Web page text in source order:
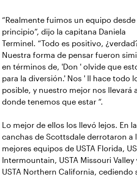
“Realmente fuimos un equipo desde
principio”, dijo la capitana Daniela
Terminel. “Todo es positivo,
Nuestra forma de pensar fueron
en términos de, 'Don ' olvide que
para la diversión.' Nos ' ll hace todo
posible, y nuestro mejor nos llevará
donde tenemos que estar “.
Lo mejor de ellos los llevó lejos. En
canchas de Scottsdale derrotaron a
mejores equipos de USTA Florida,
Intermountain, USTA Missouri Valley
USTA Northern California, cediendo